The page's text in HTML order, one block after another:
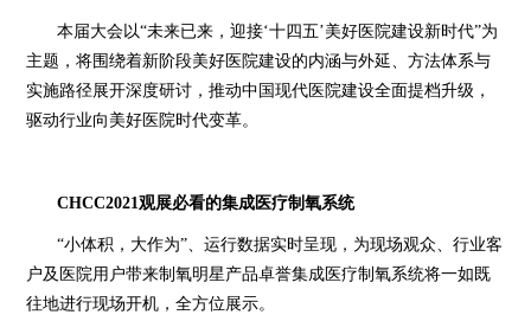
本届大会以“未来已来，迎接‘十四五’美好医院建设新时代”为
主题，将围绕着新阶段美好医院建设的内涵与外延、方法体系与
实施路径展开深度研讨，推动中国现代医院建设全面提档升级，
驱动行业向美好医院时代变革。
CHCC2021观展必看的集成医疗制氧系统
“小体积，大作为”、运行数据实时呈现，为现场观众、行业客
户及医院用户带来制氧明星产品卓誉集成医疗制氧系统将一如既
往地进行现场开机 ，全方位展示。